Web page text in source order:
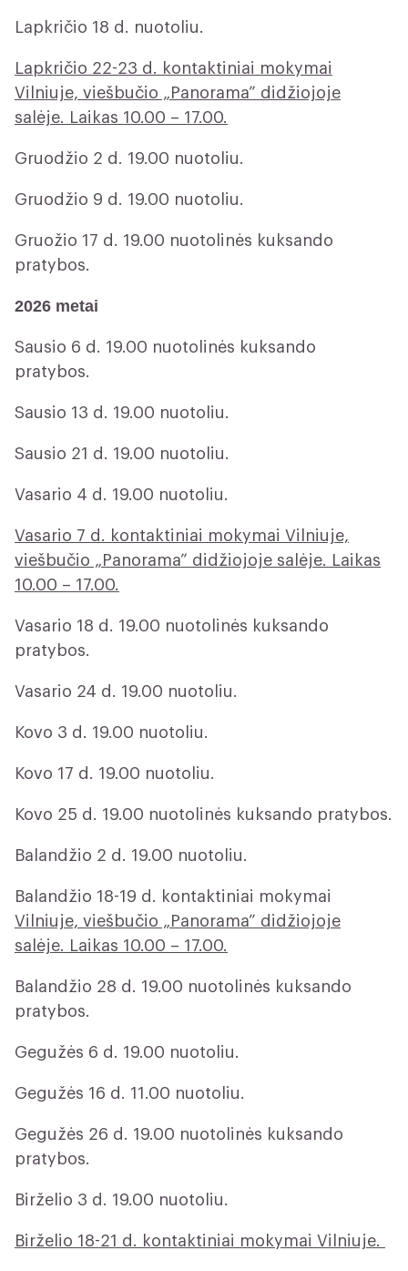
Lapkričio 18 d. nuotoliu.
Lapkričio 22-23 d. kontaktiniai mokymai
Vilniuje, viešbučio „Panorama” didžiojoje
salėje. Laikas 10.00 – 17.00.
Gruodžio 2 d. 19.00 nuotoliu.
Gruodžio 9 d. 19.00 nuotoliu.
Gruožio 17 d. 19.00 nuotolinės kuksando
pratybos.
2026 metai
Sausio 6 d. 19.00 nuotolinės kuksando
pratybos.
Sausio 13 d. 19.00 nuotoliu.
Sausio 21 d. 19.00 nuotoliu.
Vasario 4 d. 19.00 nuotoliu.
Vasario 7 d. kontaktiniai mokymai Vilniuje,
viešbučio „Panorama” didžiojoje salėje. Laikas
10.00 – 17.00.
Vasario 18 d. 19.00 nuotolinės kuksando
pratybos.
Vasario 24 d. 19.00 nuotoliu.
Kovo 3 d. 19.00 nuotoliu.
Kovo 17 d. 19.00 nuotoliu.
Kovo 25 d. 19.00 nuotolinės kuksando pratybos.
Balandžio 2 d. 19.00 nuotoliu.
Balandžio 18-19 d. kontaktiniai mokymai
Vilniuje, viešbučio „Panorama” didžiojoje
salėje. Laikas 10.00 – 17.00.
Balandžio 28 d. 19.00 nuotolinės kuksando
pratybos.
Gegužės 6 d. 19.00 nuotoliu.
Gegužės 16 d. 11.00 nuotoliu.
Gegužės 26 d. 19.00 nuotolinės kuksando
pratybos.
Birželio 3 d. 19.00 nuotoliu.
Birželio 18-21 d. kontaktiniai mokymai Vilniuje.